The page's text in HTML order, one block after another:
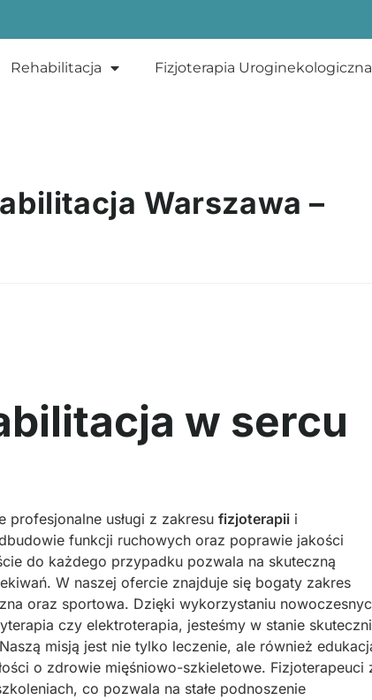
Rehabilitacja Fizjoterapia Uroginekologiczna
Warszawa –
w sercu
profesjonalne usługi z zakresu fizjoterapii i
funkcji ruchowych oraz poprawie jakości
do każdego przypadku pozwala na skuteczną
W naszej ofercie znajduje się bogaty zakres
oraz sportowa. Dzięki wykorzystaniu
czy elektroterapia, jesteśmy w stanie
misją jest nie tylko leczenie, ale również
o zdrowie mięśniowo-szkieletowe. Fizjoterapeuci
co pozwala na stałe podnoszenie